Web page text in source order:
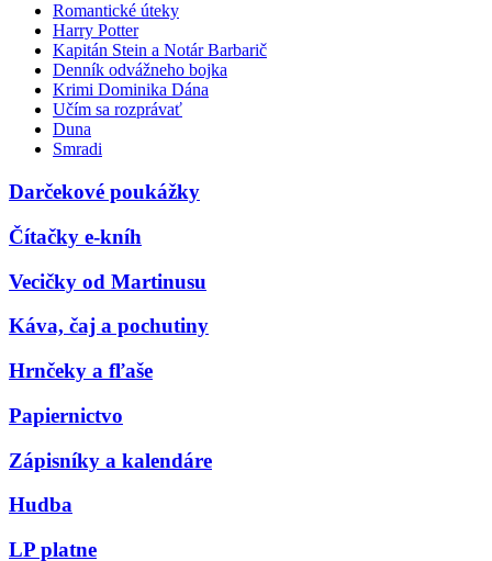
Romantické úteky
Harry Potter
Kapitán Stein a Notár Barbarič
Denník odvážneho bojka
Krimi Dominika Dána
Učím sa rozprávať
Duna
Smradi
Darčekové poukážky
Čítačky e-kníh
Vecičky od Martinusu
Káva, čaj a pochutiny
Hrnčeky a fľaše
Papiernictvo
Zápisníky a kalendáre
Hudba
LP platne